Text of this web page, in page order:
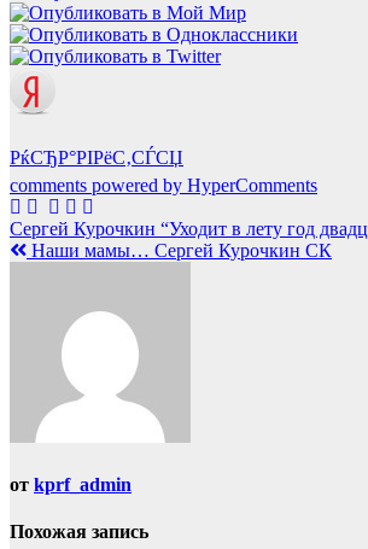
РќСЂР°РІРёС‚СЃСЏ
comments powered by HyperComments
Навигация
по
Сергей Курочкин “Уходит в лету год
Наши мамы… Сергей Курочкин СК
от kprf_admin
Похожая запись